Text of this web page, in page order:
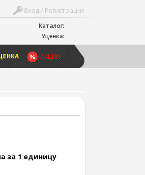
Каталог:
Уценка:
Вход / Регистрация
АКЦИИ
за 1 единицу